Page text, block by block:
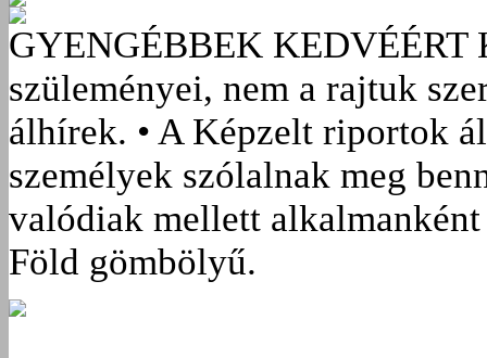
GYENGÉBBEK KEDVÉÉRT
szüleményei, nem a rajtuk
álhírek. • A Képzelt riportok
személyek szólalnak meg
valódiak mellett
Föld gömbölyű.